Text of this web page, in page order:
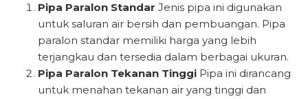
Pipa Paralon Standar Jenis pipa ini digunakan
untuk saluran air bersih dan pembuangan. Pipa
paralon standar memiliki harga yang lebih
terjangkau dan tersedia dalam berbagai ukuran.
Pipa Paralon Tekanan Tinggi Pipa ini dirancang
untuk menahan tekanan air yang tinggi dan